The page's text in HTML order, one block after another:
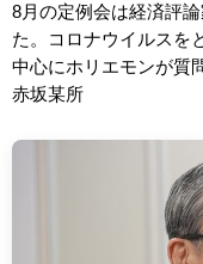
8月の定例会は経済評
た。コロナウイルスを
中心にホリエモンが質
赤坂某所